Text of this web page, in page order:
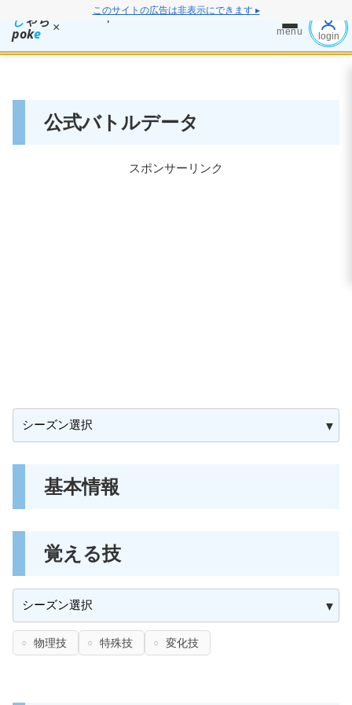
このサイトの広告は非表示にできます ▸
しゃち
poke × menu login
公式バトルデータ
スポンサーリンク
基本情報
覚える技
物理技 特殊技 変化技